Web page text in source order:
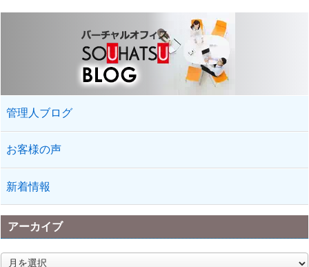
管理人ブログ
お客様の声
新着情報
アーカイブ
ア